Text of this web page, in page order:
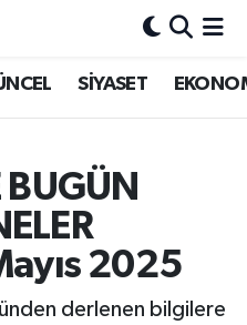
SİYASET
BUGÜN
2025
derlenen bilgilere
ve Fikstür